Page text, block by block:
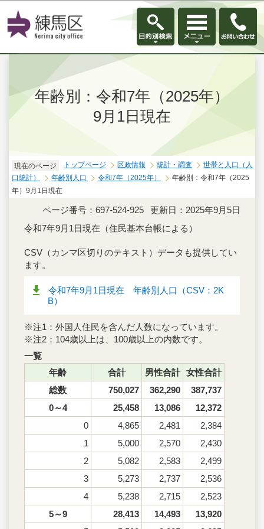
このページの本文へ移動
年齢別：令和7年（2025年）
9月1日現在
現在のページ トップページ 区政情報 統計・調査
世帯と人口（人
口統計）
年齢別人口 令和7年（2025年）
年齢別：令和7年（2025
年）9月1日現在
ページ番号：697-524-925
更新日：2025年9月5日
令和7年9月1日現在（住民基本台帳による）
CSV（カンマ区切りのテキスト）データも提供してい
ます。
令和7年9月1日現在 年齢別人口（CSV：2K
B）
※注1：外国人住民を含んだ人数になっています。
※注2：104歳以上は、100歳以上の内数です。
一覧
年齢
合計 男性合計
女性合計
総数
750,027 362,290
387,737
0～4
25,458 13,086
12,372
0
4,865 2,481
2,384
1
5,000 2,570
2,430
2
5,082 2,583
2,499
3
5,273 2,737
2,536
4
5,238 2,715
2,523
5～9
28,413 14,493
13,920